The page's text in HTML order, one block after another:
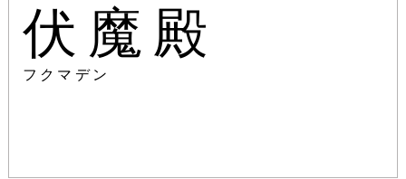
伏魔殿
フクマデン